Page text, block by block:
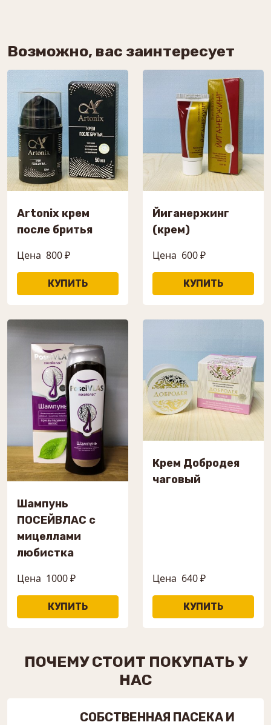
Возможно, вас заинтересует
Artonix крем
после бритья
Цена 800 ₽
Йиганержинг
(крем)
Цена 600 ₽
Шампунь
ПОСЕЙВЛАС с
мицеллами
любистка
Цена 1000 ₽
Крем Добродея
чаговый
Цена 640 ₽
ПОЧЕМУ СТОИТ ПОКУПАТЬ У
НАС
СОБСТВЕННАЯ ПАСЕКА И